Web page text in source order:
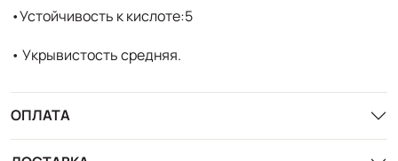
•Устойчивость к кислоте:5
• Укрывистость средняя.
ОПЛАТА